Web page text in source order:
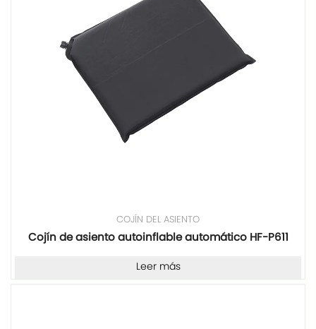
COJÍN DEL ASIENTO
Cojín de asiento autoinflable automático HF-P611
Leer más